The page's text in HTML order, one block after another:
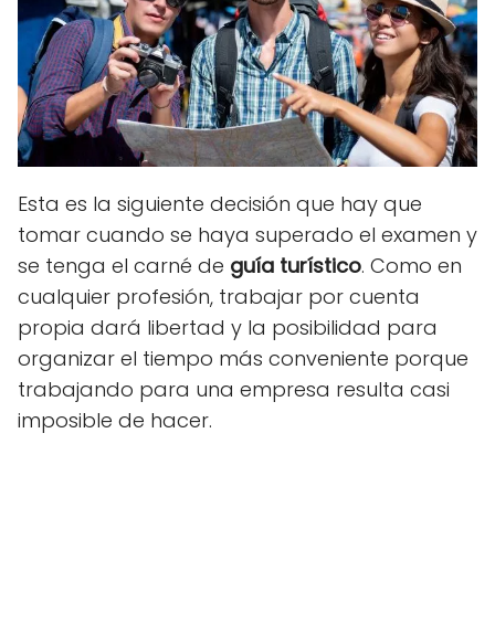
Esta es la siguiente decisión que hay que
tomar cuando se haya superado el examen y
se tenga el carné de guía turístico. Como en
cualquier profesión, trabajar por cuenta
propia dará libertad y la posibilidad para
organizar el tiempo más conveniente porque
trabajando para una empresa resulta casi
imposible de hacer.